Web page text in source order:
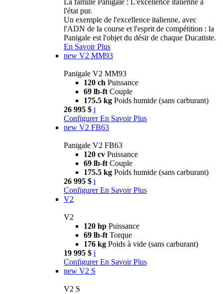
La famille Panigale : L'excellence italienne à
l'état pur.
Un exemple de l'excellence italienne, avec
l'ADN de la course et l'esprit de compétition : la
Panigale est l'objet du désir de chaque Ducatiste.
En Savoir Plus
new V2 MM93
Panigale V2 MM93
120 ch Puissance
69 lb-ft Couple
175.5 kg Poids humide (sans carburant)
26 995 $ i
Configurer En Savoir Plus
new V2 FB63
Panigale V2 FB63
120 cv Puissance
69 lb-ft Couple
175.5 kg Poids humide (sans carburant)
26 995 $ i
Configurer En Savoir Plus
V2
V2
120 hp Puissance
69 lb-ft Torque
176 kg Poids à vide (sans carburant)
19 995 $ i
Configurer En Savoir Plus
new V2 S
V2 S